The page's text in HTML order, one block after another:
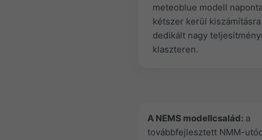
meteoblue modell
kétszer kerül
dedikált nagy
klaszteren.
A NEMS modellcsalád: a
továbbfejlesztett NMM-